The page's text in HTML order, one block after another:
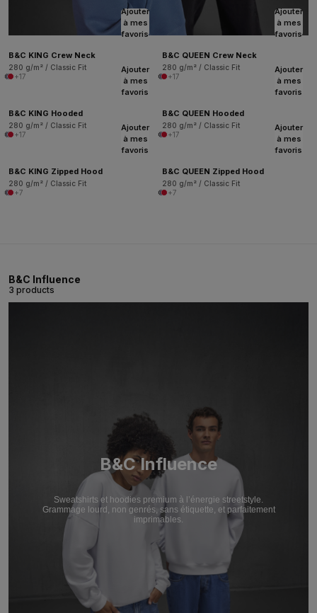
Ajouter
à mes
favoris
B&C KING Crew Neck
280 g/m² / Classic Fit
+17
Ajouter
à mes
favoris
B&C QUEEN Crew Neck
280 g/m² / Classic Fit
+17
Ajouter
à mes
favoris
B&C KING Hooded
280 g/m² / Classic Fit
+17
Ajouter
à mes
favoris
B&C QUEEN Hooded
280 g/m² / Classic Fit
+17
Ajouter
à mes
favoris
B&C KING Zipped Hood
280 g/m² / Classic Fit
+7
Ajouter
à mes
favoris
B&C QUEEN Zipped Hood
280 g/m² / Classic Fit
+7
B&C Influence
3 products
B&C Influence
Sweatshirts et hoodies premium à l’énergie streetstyle.
Grammage lourd, non genrés, sans étiquette, et parfaitement
imprimables.